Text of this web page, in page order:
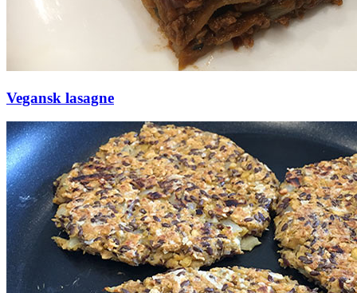
Vegansk lasagne